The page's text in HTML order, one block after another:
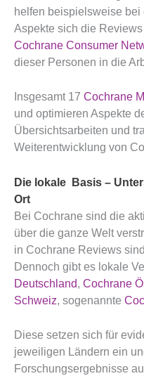
helfen beispielsweise
Aspekte sich die
Cochrane Consumer
dieser Personen in die
Insgesamt 17 Cochrane
und optimieren Aspekte
Übersichtsarbeiten und
Weiterentwicklung von
Die lokale Basis –
Ort
Bei Cochrane sind die
über die ganze Welt
in Cochrane Reviews
Dennoch gibt es lokale
Deutschland, Cochrane
Schweiz, sogenannte
Diese setzen sich für
jeweiligen Ländern ein
Forschungsergebnisse